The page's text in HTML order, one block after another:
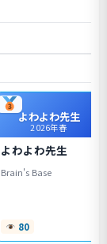
よわよわ先生
2026年春
よわよわ先生
Brain's Base
80